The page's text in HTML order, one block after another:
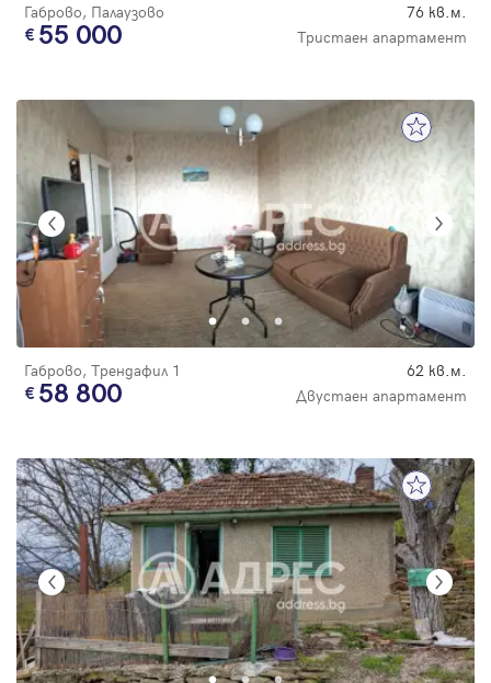
Габрово, Палаузово 76 кв.м.
55 000 Тристаен апартамент
Габрово, Трендафил 1 62 кв.м.
58 800 Двустаен апартамент